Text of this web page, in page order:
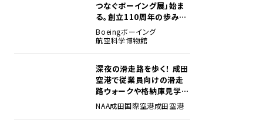
つなぐボーイング展」始ま
る。創立110周年の歩みを
貴重な資料でたどる
Boeingボーイング
航空科学博物館
深夜の滑走路を歩く！ 成田
空港で従業員向けの滑走
路ウォークや格納庫見学イ
ベントを初開催
NAA成田国際空港成田空港